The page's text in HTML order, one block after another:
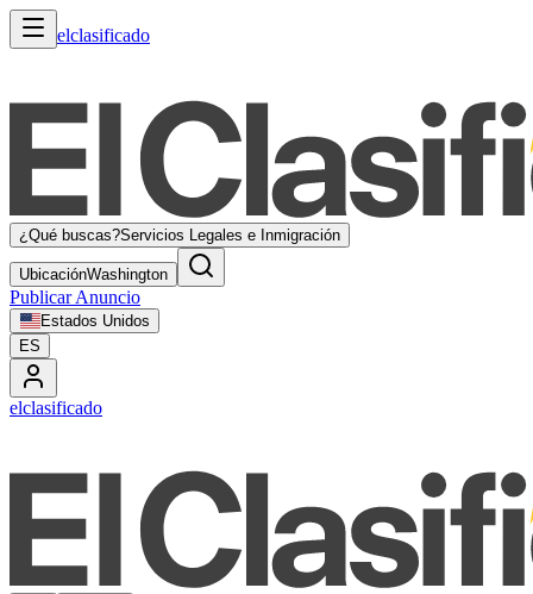
elclasificado
¿Qué buscas?Servicios Legales e Inmigración
UbicaciónWashington
Publicar Anuncio
Estados Unidos
ES
elclasificado